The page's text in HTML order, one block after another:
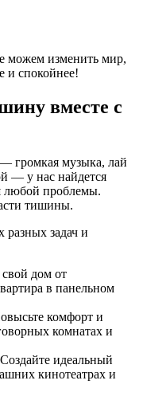
можем изменить мир,
и спокойнее!
вместе с
громкая музыка, лай
— у нас найдется
любой проблемы.
тишины.
задач и
дом от
в панельном
комфорт и
комнатах и
Создайте идеальный
кинотеатрах и